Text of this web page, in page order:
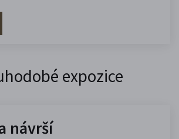
expozice
návrší